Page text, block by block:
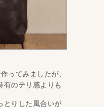
ってみましたが、
有のテリ感よりも
とりした風合いが